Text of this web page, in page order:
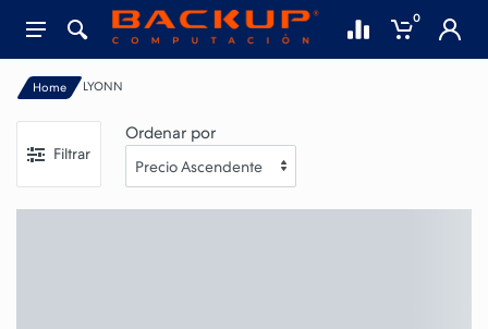
0
Home LYONN
Filtrar
Ordenar por